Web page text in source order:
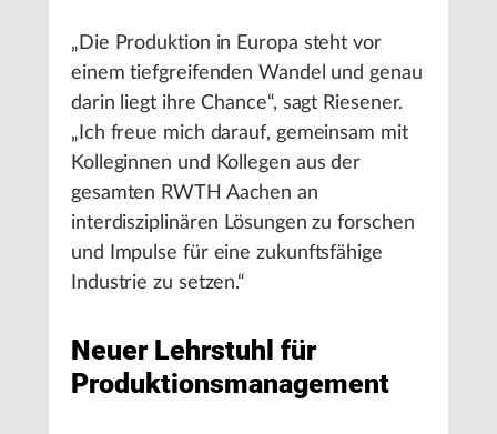
„Die Produktion in Europa steht vor
einem tiefgreifenden Wandel und genau
darin liegt ihre Chance“, sagt Riesener.
„Ich freue mich darauf, gemeinsam mit
Kolleginnen und Kollegen aus der
gesamten RWTH Aachen an
interdisziplinären Lösungen zu forschen
und Impulse für eine zukunftsfähige
Industrie zu setzen.“
Neuer Lehrstuhl für
Produktionsmanagement